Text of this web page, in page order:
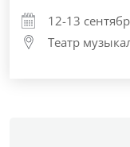
12-13
Театр